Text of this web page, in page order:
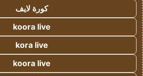
كورة لايف
koora live
kora live
koora live